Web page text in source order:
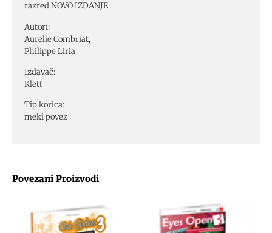
Povezani Proizvodi
razred NOVO IZDANJE
Autori:
Aurelie Combriat,
Philippe Liria
Izdavač:
Klett
Tip korica:
meki povez